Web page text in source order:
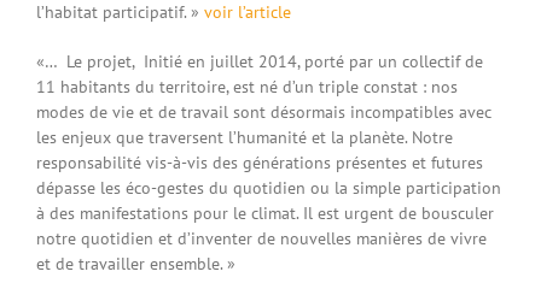
l’habitat participatif. » voir l’article
«… Le projet, Initié en juillet 2014, porté par un collectif de
11 habitants du territoire, est né d’un triple constat : nos
modes de vie et de travail sont désormais incompatibles avec
les enjeux que traversent l’humanité et la planète. Notre
responsabilité vis-à-vis des générations présentes et futures
dépasse les éco-gestes du quotidien ou la simple participation
à des manifestations pour le climat. Il est urgent de bousculer
notre quotidien et d’inventer de nouvelles manières de vivre
et de travailler ensemble. »